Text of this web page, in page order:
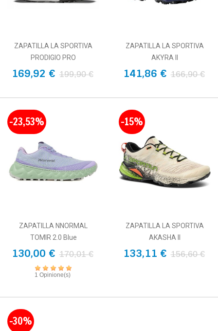
ZAPATILLA LA SPORTIVA
PRODIGIO PRO
169,92 € 199,90 €
ZAPATILLA LA SPORTIVA
AKYRA II
141,86 € 166,90 €
-23,53%
ZAPATILLA NNORMAL
TOMIR 2.0 Blue
130,00 € 170,01 €
1 Opinione(s)
-15%
ZAPATILLA LA SPORTIVA
AKASHA II
133,11 € 156,60 €
-30%